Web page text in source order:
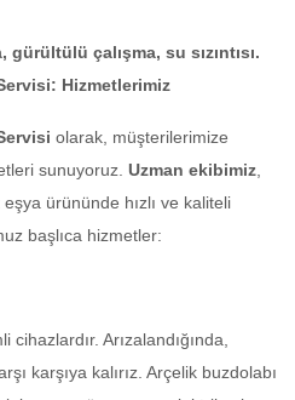
çalışma, su sızıntısı.
Hizmetlerimiz
olarak, müşterilerimize
sunuyoruz. Uzman ekibimiz
ürününde hızlı ve kaliteli
başlıca hizmetler:
cihazlardır. Arızalandığında,
karşıya kalırız. Arçelik buzdolabı